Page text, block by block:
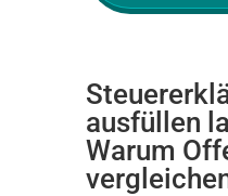
ausfüllen
Warum